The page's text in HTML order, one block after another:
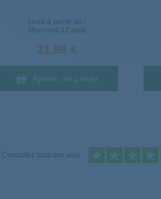
Mercredi
12 août
31,99 €
Ajouter au panier
Consultez tous nos avis